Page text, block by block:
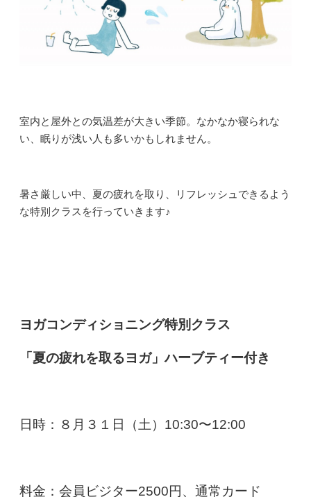
室内と屋外との気温差が大きい季節。なかなか寝られな
い、眠りが浅い人も多いかもしれません。
暑さ厳しい中、夏の疲れを取り、リフレッシュできるよう
な特別クラスを行っていきます♪
ヨガコンディショニング特別クラス
「夏の疲れを取るヨガ」ハーブティー付き
日時：８月３１日（土）10:30〜12:00
料金：会員ビジター2500円、通常カード